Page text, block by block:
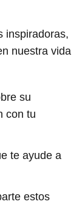
inspiradoras,
nuestra vida
su
con tu
te ayude a
estos